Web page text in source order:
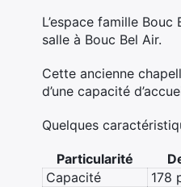
L’espace famille Bouc
salle à Bouc Bel Air.
Cette ancienne
d’une capacité
Quelques
Particularité
Capacité
178